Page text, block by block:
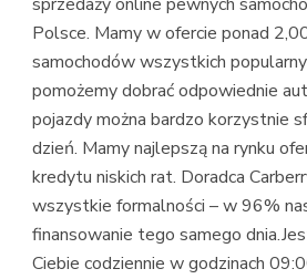
Polsce. Mamy w ofercie ponad
samochodów wszystkich
pomożemy dobrać odpowiednie
pojazdy można bardzo korzystnie
dzień. Mamy najlepszą na rynku
kredytu niskich rat. Doradca
wszystkie formalności – w 96%
finansowanie tego samego
Ciebie codziennie w godzinach